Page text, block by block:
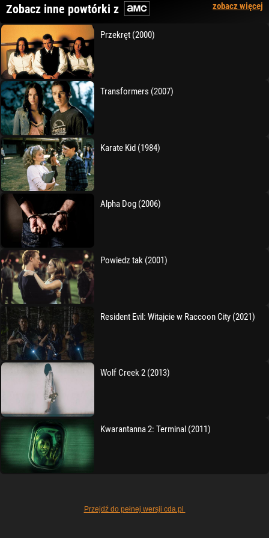
Zobacz inne powtórki z zobacz więcej
Przekręt (2000)
Transformers (2007)
Karate Kid (1984)
Alpha Dog (2006)
Powiedz tak (2001)
Resident Evil: Witajcie w Raccoon City (2021)
Wolf Creek 2 (2013)
Kwarantanna 2: Terminal (2011)
Przejdź do pełnej wersji cda.pl